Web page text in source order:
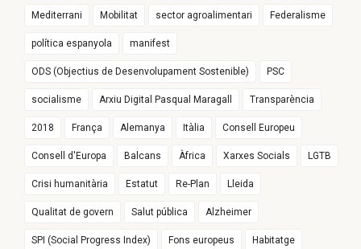
Mediterrani Mobilitat sector agroalimentari Federalisme
política espanyola manifest
ODS (Objectius de Desenvolupament Sostenible) PSC
socialisme Arxiu Digital Pasqual Maragall Transparència
2018 França Alemanya Itàlia Consell Europeu
Consell d'Europa Balcans Àfrica Xarxes Socials LGTB
Crisi humanitària Estatut Re-Plan Lleida
Qualitat de govern Salut pública Alzheimer
SPI (Social Progress Index) Fons europeus Habitatge